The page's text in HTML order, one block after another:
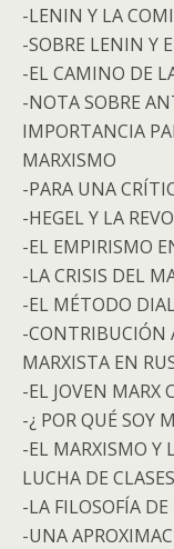
-LENIN Y LA
-SOBRE LENIN Y
-EL CAMINO DE
-NOTA SOBRE
IMPORTANCIA
MARXISMO
-PARA UNA
-HEGEL Y LA
-EL EMPIRISMO
-LA CRISIS DEL
-EL MÉTODO
-CONTRIBUCIÓN
MARXISTA EN
-EL JOVEN MARX
-¿ POR QUÉ SOY
-EL MARXISMO Y
LUCHA DE
-LA FILOSOFÍA
-UNA